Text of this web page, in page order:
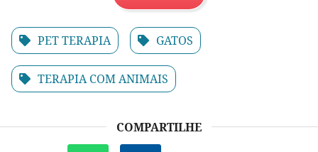
PET TERAPIA GATOS
TERAPIA COM ANIMAIS
COMPARTILHE